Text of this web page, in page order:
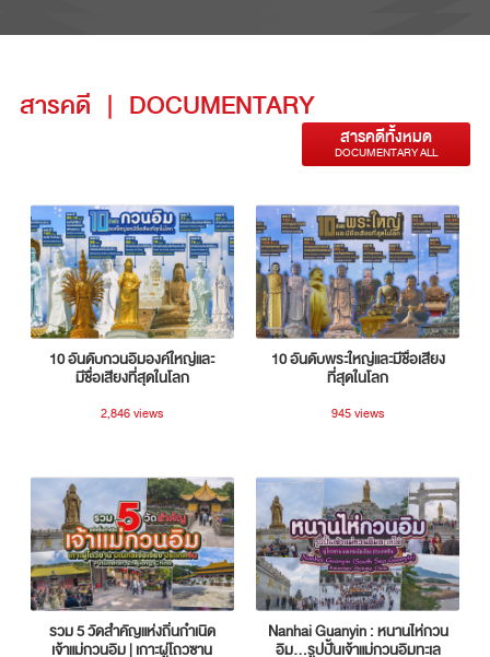
สารคดี | DOCUMENTARY
สารคดีทั้งหมด
DOCUMENTARY ALL
10 อันดับกวนอิมองค์ใหญ่และ
มีชื่อเสียงที่สุดในโลก
2,846 views
10 อันดับพระใหญ่และมีชื่อเสียง
ที่สุดในโลก
945 views
รวม 5 วัดสำคัญแห่งถิ่นกำเนิด
เจ้าแม่กวนอิม | เกาะผู่โถวซาน
Nanhai Guanyin : หนานไห่กวน
อิม...รูปปั้นเจ้าแม่กวนอิมทะเล